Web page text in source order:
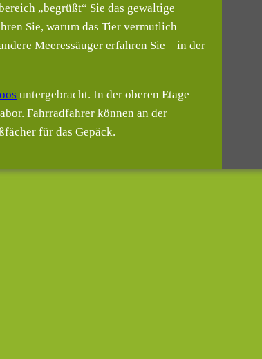
„begrüßt“ Sie das gewaltige
Sie, warum das Tier vermutlich
Meeressäuger erfahren Sie – in der
untergebracht. In der oberen Etage
Fahrradfahrer können an der
für das Gepäck.